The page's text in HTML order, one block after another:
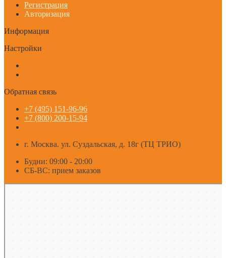
Регистрация
Авторизация
Информация
Настройки
Обратная связь
+7 (495) 151-96-96
+7 (800) 200-15-94
г. Москва. ул. Суздальская, д. 18г (ТЦ ТРИО)
Будни: 09:00 - 20:00
СБ-ВС: прием заказов